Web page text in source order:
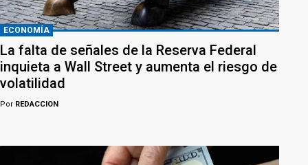
ECONOMÍA
La falta de señales de la Reserva Federal
inquieta a Wall Street y aumenta el riesgo de
volatilidad
Por REDACCION